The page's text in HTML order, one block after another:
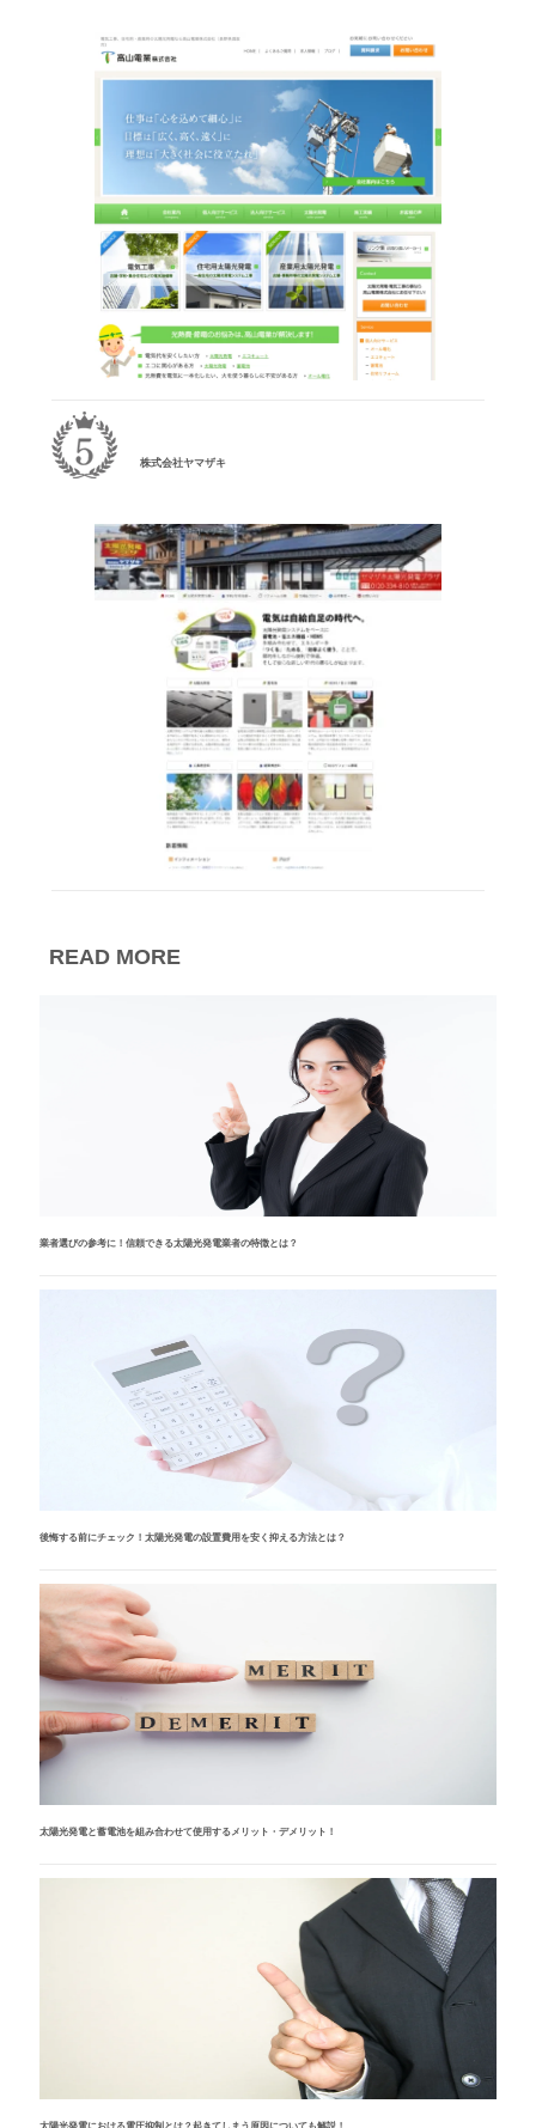
株式会社ヤマザキ
READ MORE
業者選びの参考に！信頼できる太陽光発電業者の特徴とは？
後悔する前にチェック！太陽光発電の設置費用を安く抑える方法とは？
太陽光発電と蓄電池を組み合わせて使用するメリット・デメリット！